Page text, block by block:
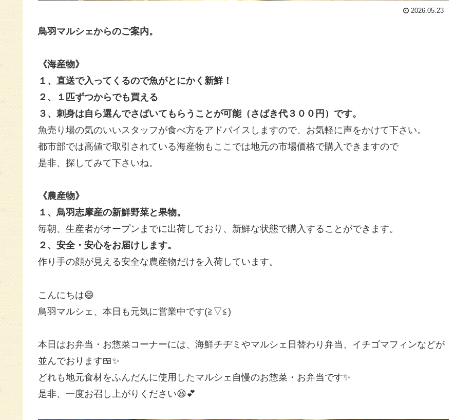
2026.05.23
鳥羽マルシェからのご案内。
《海産物》
１、直送で入ってくるので魚がとにかく新鮮！
２、１匹ずつからでも買える
３、刺身は自ら選んでさばいてもらうことが可能（さばき代３００円）です。
魚売り場の気のいいスタッフが食べ方をアドバイスしますので、お気軽に声をかけて下さい。
都市部では高値で取引されている海産物もここでは地元の市場価格で購入できますので
是非、探してみて下さいね。
《農産物》
１、鳥羽志摩産の新鮮野菜と果物。
毎朝、生産者がオープンまでに出荷しており、新鮮な状態で購入することができます。
２、安全・安心をお届けします。
作り手の顔が見える安全な農産物だけを入荷しています。
こんにちは😄
鳥羽マルシェ、本日も元気に営業中です(≧▽≦)
本日はお弁当・お惣菜コーナーには、海鮮チヂミやマルシェ日替わり弁当、イチゴマフィンなどが
並んでおります🍱✨
どれも地元食材をふんだんに使用したマルシェ自慢のお惣菜・お弁当です✨
是非、一度お召し上がりください😆💕